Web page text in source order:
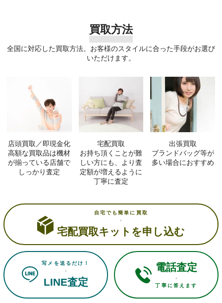
買取方法
全国に対応した買取方法。お客様のスタイルに合った手段がお選び
いただけます。
店頭買取／即現金化
高額な買取品は機材
が揃っている店舗で
しっかり査定
宅配買取
お持ち頂くことが難
しい方にも、より査
定額が増えるように
丁寧に査定
出張買取
ブランドバッグ等が
多い場合におすすめ
自宅でも簡単に買取
宅配買取キットを申し込む
写メを送るだけ！
LINE査定
電話査定
丁寧に答えます